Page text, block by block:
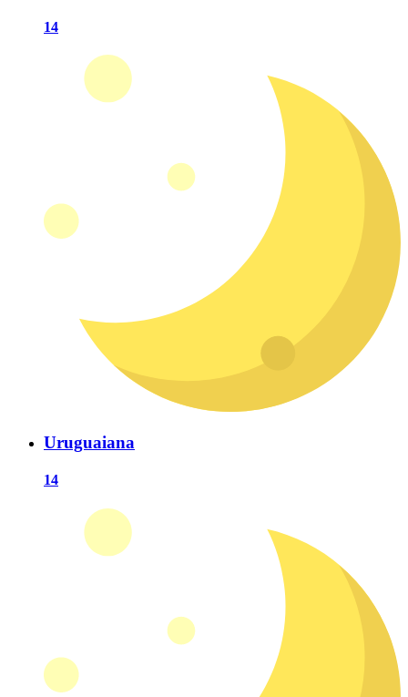
14
Uruguaiana
14